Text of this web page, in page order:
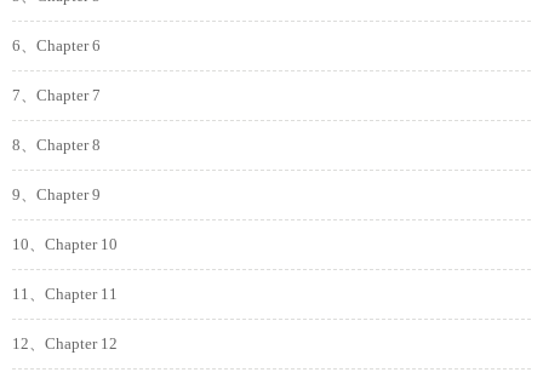
6、Chapter 6
7、Chapter 7
8、Chapter 8
9、Chapter 9
10、Chapter 10
11、Chapter 11
12、Chapter 12